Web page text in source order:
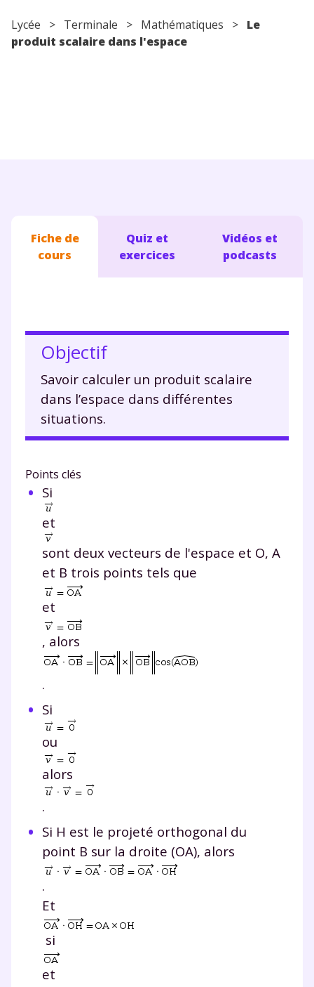
Lycée > Terminale > Mathématiques > Le
produit scalaire dans l'espace
Fiche de
cours
Quiz et
exercices
Vidéos et
podcasts
Objectif
Savoir calculer un produit scalaire
dans l’espace dans différentes
situations.
Points clés
Si
et
sont deux vecteurs de l'espace et O, A
et B trois points tels que
et
, alors
.
Si
ou
alors
.
Si H est le projeté orthogonal du
point B sur la droite (OA), alors
.
Et
si
et